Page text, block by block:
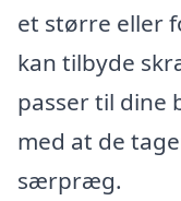
et større eller
kan tilbyde
passer til dine
med at de
særpræg.